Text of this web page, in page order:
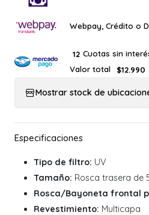
Webpay, Crédito o
12 Cuotas sin
Valor total
$12.990
Mostrar stock de
Tipo de filtro: UV
Tamaño: Rosca trasera de
Rosca/Bayoneta frontal
Revestimiento: Multicapa